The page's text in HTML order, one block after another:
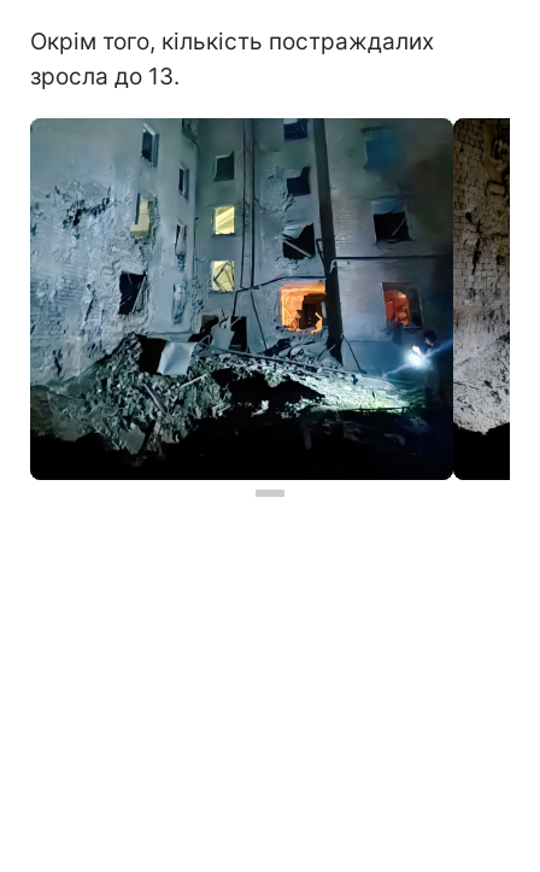
Окрім того, кількість постраждалих
зросла до 13.